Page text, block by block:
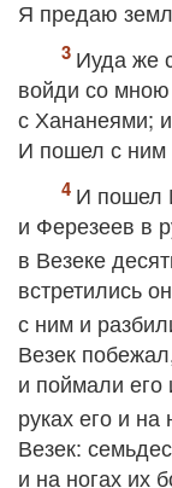
Я предаю
Иуда же
войди со
с Хананеями;
И пошел с
И пошел
и Ферезеев в
в Везеке
встретились
с ним и
Везек
и поймали
руках его и на
Везек:
и на ногах их